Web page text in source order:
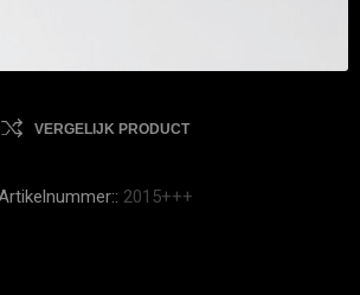
VERGELIJK PRODUCT
2015+++